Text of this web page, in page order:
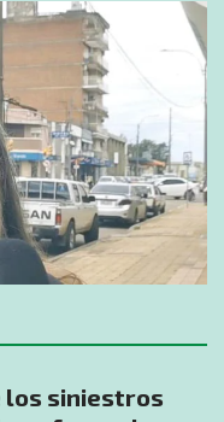
los siniestros